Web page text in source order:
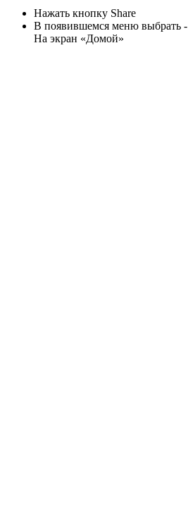
Нажать кнопку Share
В появившемся меню выбрать -
На экран «Домой»